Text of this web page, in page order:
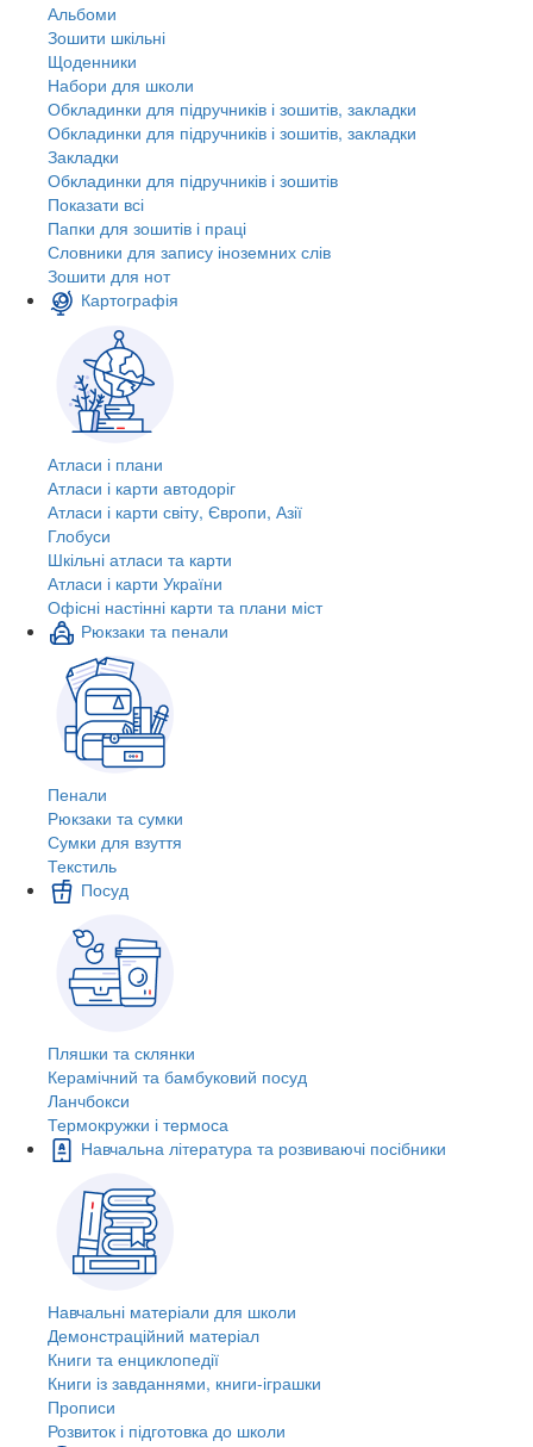
Альбоми
Зошити шкільні
Щоденники
Набори для школи
Обкладинки для підручників і зошитів, закладки
Обкладинки для підручників і зошитів, закладки
Закладки
Обкладинки для підручників і зошитів
Показати всі
Папки для зошитів і праці
Словники для запису іноземних слів
Зошити для нот
Картографія
Атласи і плани
Атласи і карти автодоріг
Атласи і карти світу, Європи, Азії
Глобуси
Шкільні атласи та карти
Атласи і карти України
Офісні настінні карти та плани міст
Рюкзаки та пенали
Пенали
Рюкзаки та сумки
Сумки для взуття
Текстиль
Посуд
Пляшки та склянки
Керамічний та бамбуковий посуд
Ланчбокси
Термокружки і термоса
Навчальна література та розвиваючі посібники
Навчальні матеріали для школи
Демонстраційний матеріал
Книги та енциклопедії
Книги із завданнями, книги-іграшки
Прописи
Розвиток і підготовка до школи